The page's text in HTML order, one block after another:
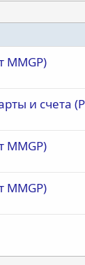
MMGP)
и счета
MMGP)
MMGP)